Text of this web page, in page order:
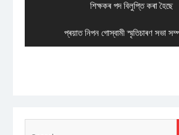
শিক্ষকৰ পদ বিলুপ্তি কৰা হৈছে
Next
post:
প্ৰয়াত নিপন গোস্বামী স্মৃতিচাৰণ সভা